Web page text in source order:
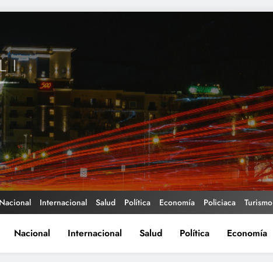
Nacional Internacional Salud Política Economía Policiaca Turismo
Nacional Internacional Salud Política Economía